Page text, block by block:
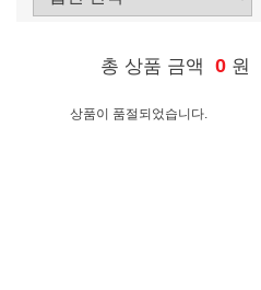
총 상품 금액 0 원
상품이 품절되었습니다.